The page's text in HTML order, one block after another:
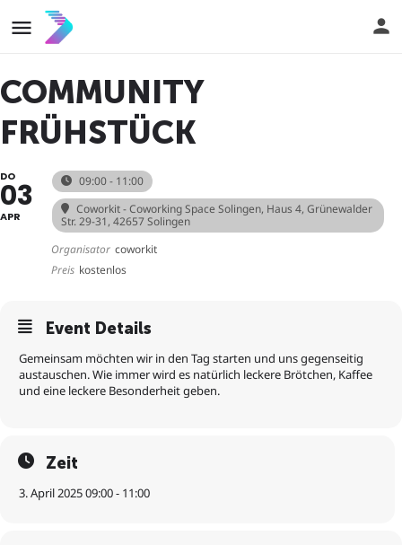
COMMUNITY
FRÜHSTÜCK
DO
03
APR
09:00 - 11:00
Coworkit - Coworking Space Solingen, Haus 4, Grünewalder
Str. 29-31, 42657 Solingen
Organisator coworkit
Preis kostenlos
Event Details
Gemeinsam möchten wir in den Tag starten und uns gegenseitig
austauschen. Wie immer wird es natürlich leckere Brötchen, Kaffee
und eine leckere Besonderheit geben.
Zeit
3. April 2025 09:00 - 11:00